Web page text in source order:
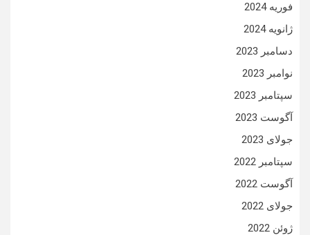
فوریه 2024
ژانویه 2024
دسامبر 2023
نوامبر 2023
سپتامبر 2023
آگوست 2023
جولای 2023
سپتامبر 2022
آگوست 2022
جولای 2022
ژوئن 2022